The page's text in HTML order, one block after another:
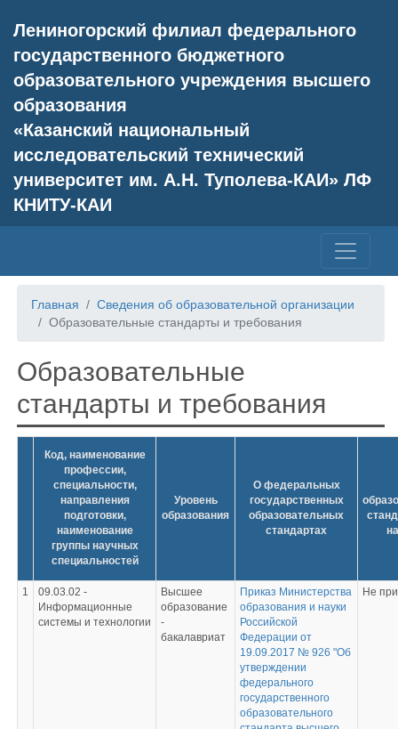
Лениногорский филиал федерального
государственного бюджетного
образовательного учреждения высшего
образования
«Казанский национальный
исследовательский технический
университет им. А.Н. Туполева-КАИ» ЛФ
КНИТУ-КАИ
Главная
Сведения об образовательной организации
Образовательные стандарты и требования
Образовательные
стандарты и требования
Код, наименование
профессии,
специальности,
направления
подготовки,
наименование
группы научных
специальностей
Уровень
образования
О федеральных
государственных
образовательных
стандартах
1
09.03.02 -
Информационные
системы и технологии
Высшее
образование
-
бакалавриат
Приказ Министерства
образования и науки
Российской
Федерации от
19.09.2017 № 926 "Об
утверждении
федерального
государственного
образовательного
Не